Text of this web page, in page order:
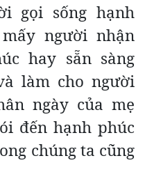
gọi sống hạnh
người nhận
hay sẵn sàng
làm cho người
ngày của mẹ
đến hạnh phúc
chúng ta cũng